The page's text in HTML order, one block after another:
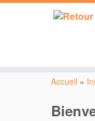
Accueil »